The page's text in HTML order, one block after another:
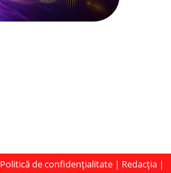
Politică de confidențialitate | Redacția |